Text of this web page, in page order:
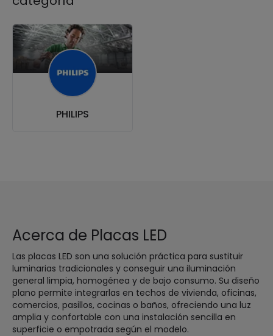
PHILIPS
Acerca de Placas LED
Las placas LED son una solución práctica para sustituir
luminarias tradicionales y conseguir una iluminación
general limpia, homogénea y de bajo consumo. Su diseño
plano permite integrarlas en techos de vivienda, oficinas,
comercios, pasillos, cocinas o baños, ofreciendo una luz
amplia y confortable con una instalación sencilla en
superficie o empotrada según el modelo.